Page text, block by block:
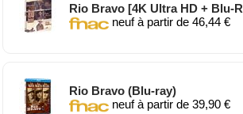
Rio Bravo [4K Ultra HD + Blu-
neuf à partir de 46,44 €
Rio Bravo (Blu-ray)
neuf à partir de 39,90 €